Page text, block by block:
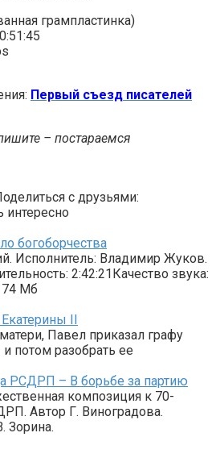
грампластинка)
Первый съезд писателей
– постараемся
с друзьями:
богоборчества
Исполнитель: Владимир Жуков.
2:42:21Качество звука:
74 Мб
II
Павел приказал графу
и потом разобрать ее
РСДРП – В борьбе за партию
композиция к 70-
Автор Г. Виноградова.
Зорина.